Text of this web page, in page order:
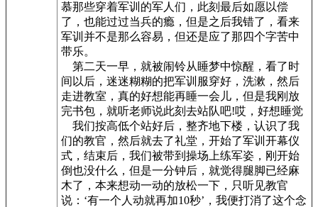
慕那些穿着军训的军人们，此刻最后如愿以偿
了，也能过过当兵的瘾，但是之后我错了，看来
军训并不是那么容易，但还是应了那四个字苦中
带乐。
第二天一早，就被闹铃从睡梦中惊醒，看了时
间以后，迷迷糊糊的把军训服穿好，洗漱，然后
走进教室，真的好想能再睡一会儿，但是我刚放
完书包，就听老师说此刻去站队吧!哎，好想睡觉
我们按高低个站好后，整齐地下楼，认识了我
们的教官，然后就去了礼堂，开始了军训开幕仪
式，结束后，我们被带到操场上练军姿，刚开始
倒也没什么，但是一分钟后，就觉得腿脚已经麻
木了，本来想动一动的放松一下，只听见教官
说：‘有一个人动就再加10秒’，我便打消了这个念